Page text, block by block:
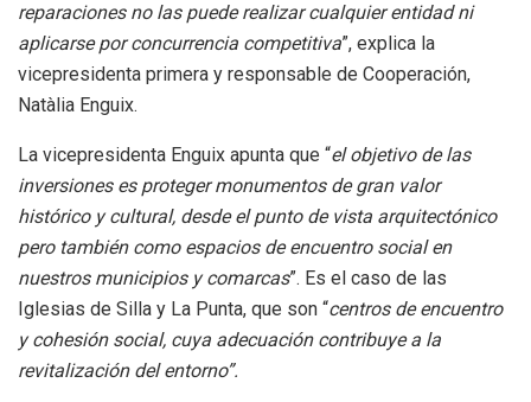
reparaciones no las puede realizar cualquier entidad ni
aplicarse por concurrencia competitiva”, explica la
vicepresidenta primera y responsable de Cooperación,
Natàlia Enguix.
La vicepresidenta Enguix apunta que “el objetivo de las
inversiones es proteger monumentos de gran valor
histórico y cultural, desde el punto de vista arquitectónico
pero también como espacios de encuentro social en
nuestros municipios y comarcas”. Es el caso de las
Iglesias de Silla y La Punta, que son “centros de encuentro
y cohesión social, cuya adecuación contribuye a la
revitalización del entorno”.